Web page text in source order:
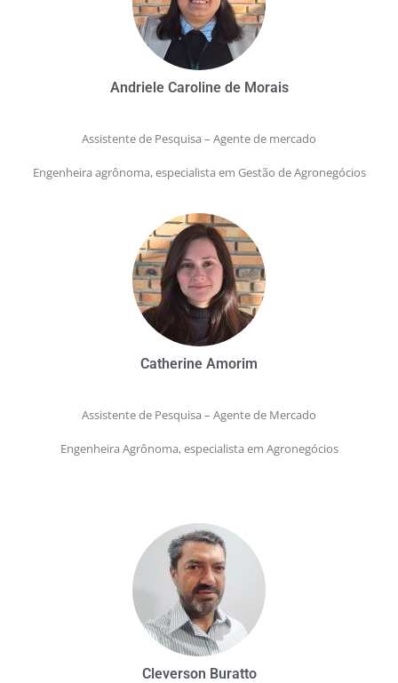
Andriele Caroline de Morais
Assistente de Pesquisa – Agente de mercado
Engenheira agrônoma, especialista em Gestão de Agronegócios
Catherine Amorim
Assistente de Pesquisa – Agente de Mercado
Engenheira Agrônoma, especialista em Agronegócios
Cleverson Buratto